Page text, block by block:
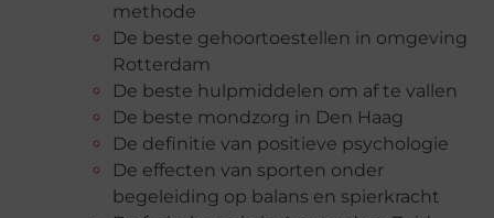
methode
De beste gehoortoestellen in omgeving
Rotterdam
De beste hulpmiddelen om af te vallen
De beste mondzorg in Den Haag
De definitie van positieve psychologie
De effecten van sporten onder
begeleiding op balans en spierkracht